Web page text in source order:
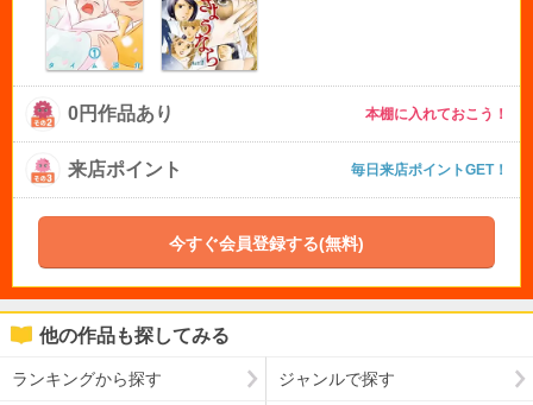
0円作品あり 本棚に入れておこう！
来店ポイント 毎日来店ポイントGET！
今すぐ会員登録する(無料)
他の作品も探してみる
ランキングから探す ジャンルで探す